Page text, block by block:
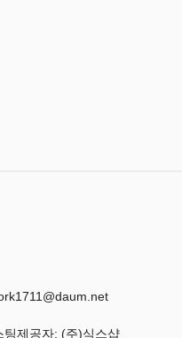
팅제공자: (주)식스샵